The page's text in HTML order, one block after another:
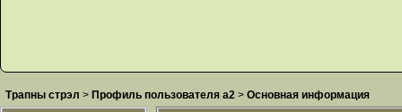
Трапны стрэл > Профиль пользователя a2 > Основная информация